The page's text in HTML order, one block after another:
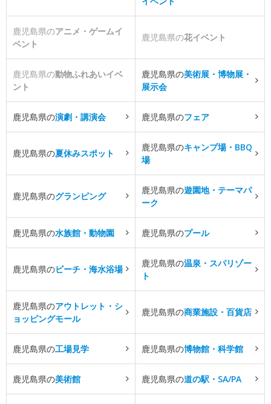
鹿児島県のアニメ・ゲームイ
ベント
鹿児島県の花イベント
鹿児島県の動物ふれあいイベ
ント
鹿児島県の美術展・博物展・
展示会
鹿児島県の演劇・講演会 鹿児島県のフェア
鹿児島県の夏休みスポット
鹿児島県のキャンプ場・BBQ
場
鹿児島県のグランピング
鹿児島県の遊園地・テーマパ
ーク
鹿児島県の水族館・動物園 鹿児島県のプール
鹿児島県のビーチ・海水浴場
鹿児島県の温泉・スパリゾー
ト
鹿児島県のアウトレット・シ
ョッピングモール
鹿児島県の商業施設・百貨店
鹿児島県の工場見学 鹿児島県の博物館・科学館
鹿児島県の美術館 鹿児島県の道の駅・SA/PA